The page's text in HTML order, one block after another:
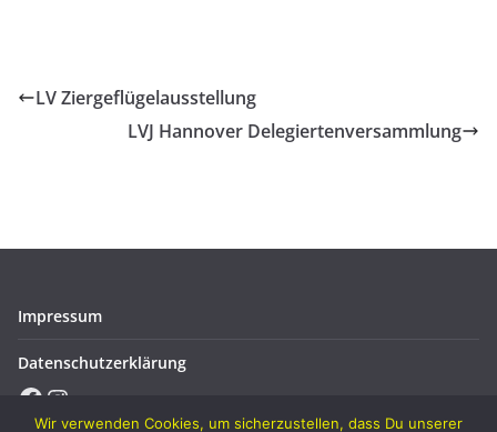
LV Ziergeflügelausstellung
LVJ Hannover Delegiertenversammlung
Impressum
Datenschutzerklärung
Facebook
Instagram
Wir verwenden Cookies, um sicherzustellen, dass Du unserer